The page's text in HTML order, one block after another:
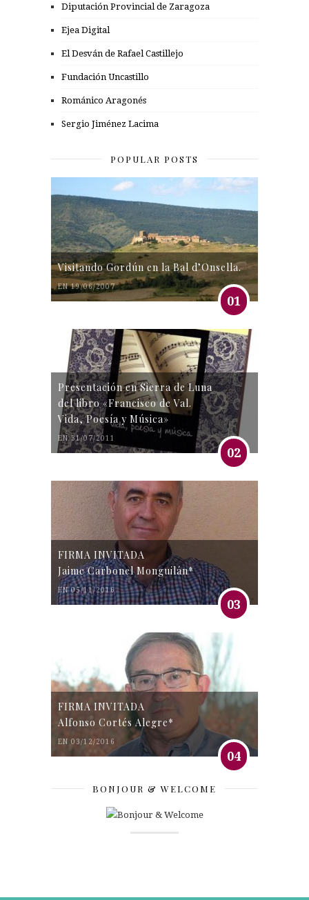
Diputación Provincial de Zaragoza
Ejea Digital
El Desván de Rafael Castillejo
Fundación Uncastillo
Románico Aragonés
Sergio Jiménez Lacima
POPULAR POSTS
Visitando Gordún en la Bal d’Onsella.
EN 19/06/2007
01
Presentación en Sierra de Luna
del libro «Francisco de Val.
Vida, Poesía y Música»
EN 31/07/2011
02
FIRMA INVITADA
Jaime Carbonel Monguilán*
EN 05/11/2016
03
FIRMA INVITADA
Alfonso Cortés Alegre*
EN 03/12/2016
04
BONJOUR & WELCOME